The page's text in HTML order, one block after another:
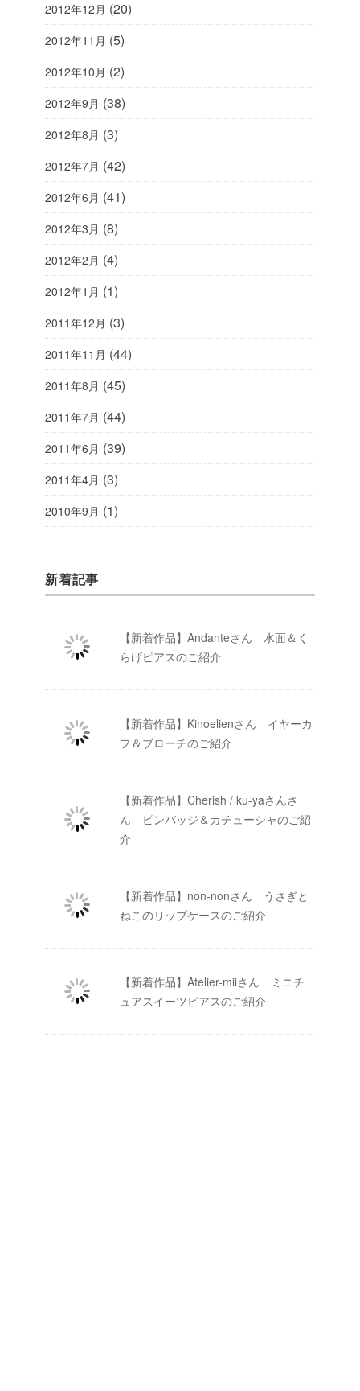
2012年12月 (20)
2012年11月 (5)
2012年10月 (2)
2012年9月 (38)
2012年8月 (3)
2012年7月 (42)
2012年6月 (41)
2012年3月 (8)
2012年2月 (4)
2012年1月 (1)
2011年12月 (3)
2011年11月 (44)
2011年8月 (45)
2011年7月 (44)
2011年6月 (39)
2011年4月 (3)
2010年9月 (1)
新着記事
【新着作品】Andanteさん 水面＆く
らげピアスのご紹介
【新着作品】Kinoelienさん イヤーカ
フ＆ブローチのご紹介
【新着作品】Cherish / ku-yaさんさ
ん ピンバッジ＆カチューシャのご紹
介
【新着作品】non-nonさん うさぎと
ねこのリップケースのご紹介
【新着作品】Atelier-miiさん ミニチ
ュアスイーツピアスのご紹介